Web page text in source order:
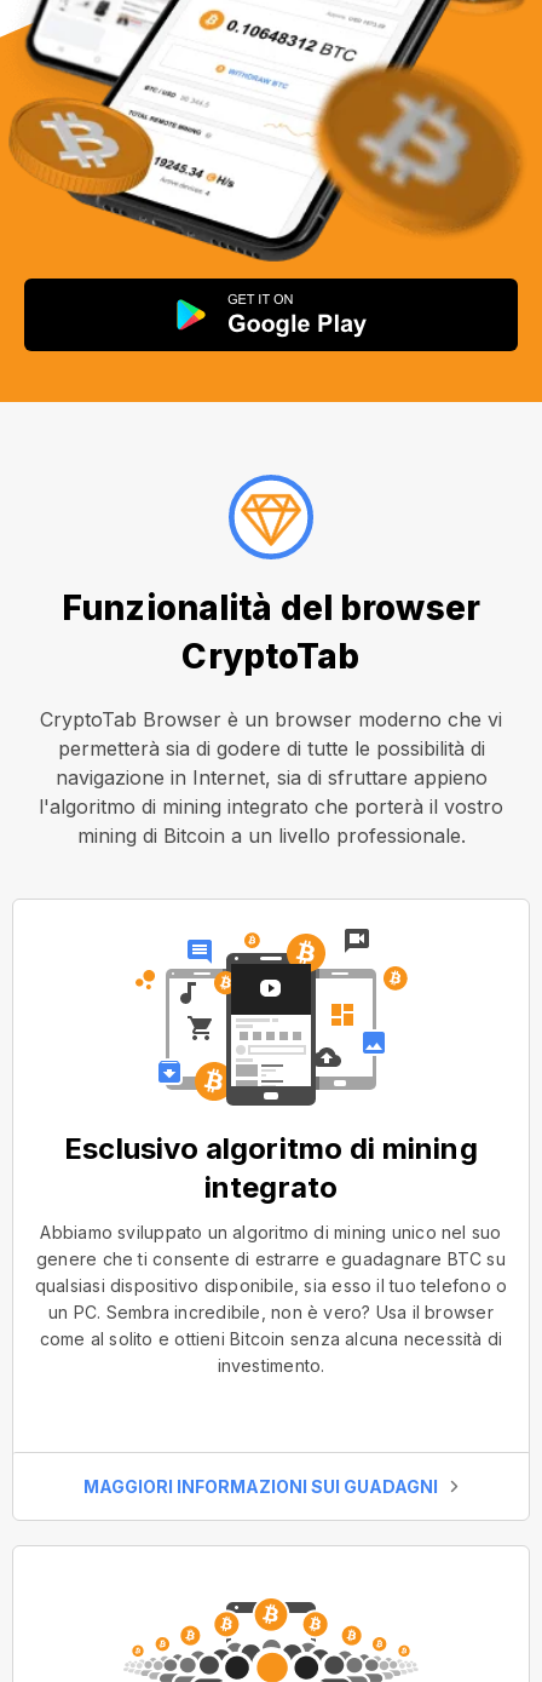
Funzionalità del browser
CryptoTab
CryptoTab Browser è un browser moderno che vi
permetterà sia di godere di tutte le possibilità di
navigazione in Internet, sia di sfruttare appieno
l'algoritmo di mining integrato che porterà il vostro
mining di Bitcoin a un livello professionale.
Esclusivo algoritmo di mining
integrato
Abbiamo sviluppato un algoritmo di mining unico nel suo
genere che ti consente di estrarre e guadagnare BTC su
qualsiasi dispositivo disponibile, sia esso il tuo telefono o
un PC. Sembra incredibile, non è vero? Usa il browser
come al solito e ottieni Bitcoin senza alcuna necessità di
investimento.
MAGGIORI INFORMAZIONI SUI GUADAGNI